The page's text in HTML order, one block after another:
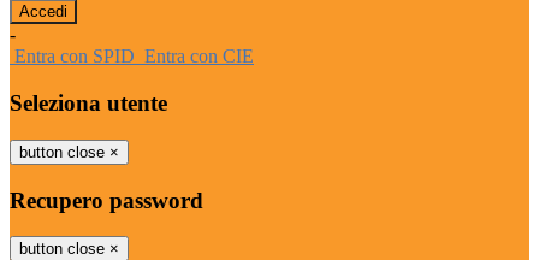
-
Entra con SPID Entra con CIE
Seleziona utente
button close ×
Recupero password
button close ×